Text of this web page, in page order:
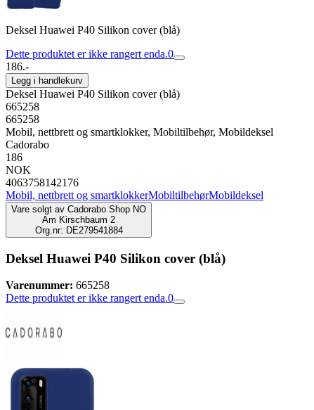
Deksel Huawei P40 Silikon cover (blå)
Dette produktet er ikke rangert enda.0
186.-
Legg i handlekurv
Deksel Huawei P40 Silikon cover (blå)
665258
665258
Mobil, nettbrett og smartklokker, Mobiltilbehør, Mobildeksel
Cadorabo
186
NOK
4063758142176
Mobil, nettbrett og smartklokkerMobiltilbehørMobildeksel
Vare solgt av Cadorabo Shop NO
Am Kirschbaum 2
Org.nr: DE279541884
Deksel Huawei P40 Silikon cover (blå)
Varenummer: 665258
Dette produktet er ikke rangert enda.0